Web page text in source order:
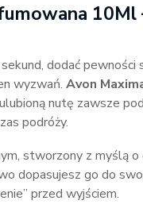
10Ml
dodać
wyzwań. Avon
nutę zawsze
podróży.
stworzony z myślą o
dopasujesz go do
przed wyjściem.